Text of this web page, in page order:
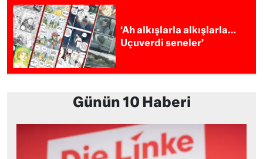
‘Ah alkışlarla alkışlarla…
Uçuverdi seneler’
Günün 10 Haberi